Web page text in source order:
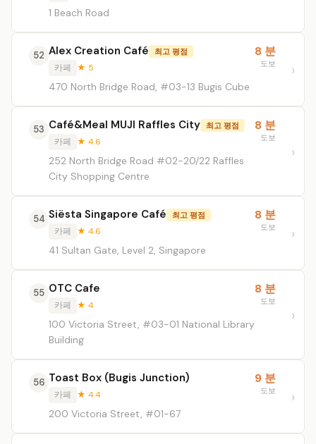
1 Beach Road
52 Alex Creation Café 최고 평점
카페 ★ 5
470 North Bridge Road, #03-13 Bugis Cube
8 분
도보
53 Café&Meal MUJI Raffles City 최고 평점
카페 ★ 4.6
252 North Bridge Road #02-20/22 Raffles
City Shopping Centre
8 분
도보
54 Siësta Singapore Café 최고 평점
카페 ★ 4.6
41 Sultan Gate, Level 2, Singapore
8 분
도보
55 OTC Cafe
카페 ★ 4
100 Victoria Street, #03-01 National Library
Building
8 분
도보
56 Toast Box (Bugis Junction)
카페 ★ 4.4
200 Victoria Street, #01-67
9 분
도보